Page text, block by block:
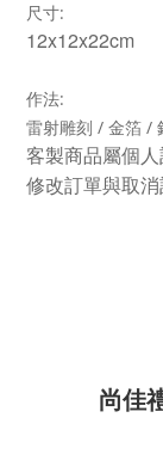
尺寸:
12x12x22cm
作法:
雷射雕刻 / 金箔 /
客製商品屬個
修改訂單與取消
尚佳